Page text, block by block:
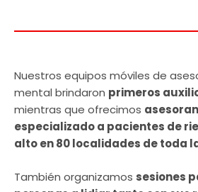
Nuestros equipos móviles de
mental brindaron primeros
mientras que ofrecimos
especializado a pacientes de
alto en 80 localidades de toda
También organizamos sesiones